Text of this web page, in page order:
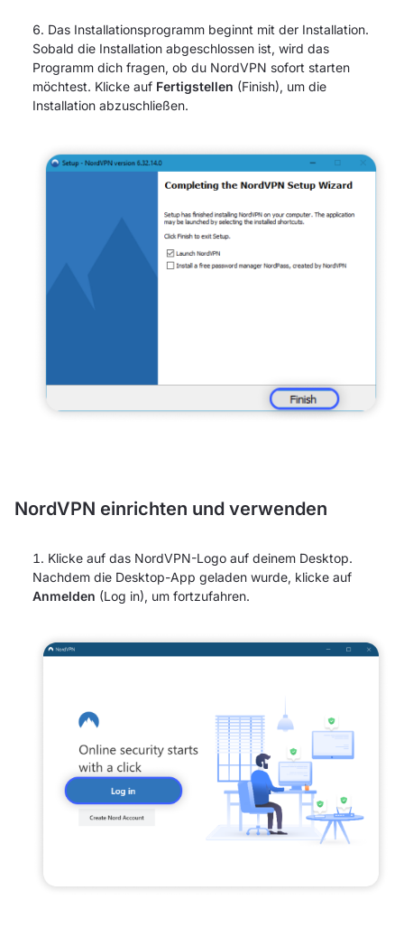
Das Installationsprogramm beginnt mit der Installation.
Sobald die Installation abgeschlossen ist, wird das
Programm dich fragen, ob du NordVPN sofort starten
möchtest. Klicke auf Fertigstellen (Finish), um die
Installation abzuschließen.
NordVPN einrichten und verwenden
Klicke auf das NordVPN-Logo auf deinem Desktop.
Nachdem die Desktop-App geladen wurde, klicke auf
Anmelden (Log in), um fortzufahren.